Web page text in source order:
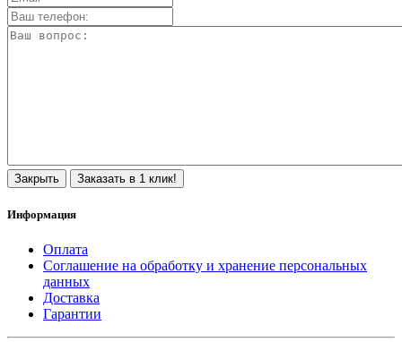
Закрыть Заказать в 1 клик!
Информация
Оплата
Соглашение на обработку и хранение персональных
данных
Доставка
Гарантии